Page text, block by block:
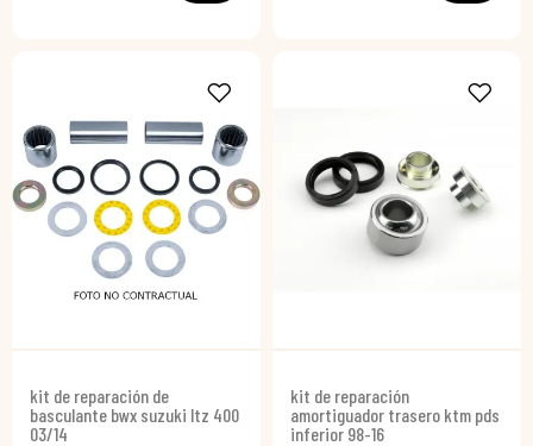
kit de reparación de
basculante bwx suzuki ltz 400
03/14
kit de reparación
amortiguador trasero ktm pds
inferior 98-16